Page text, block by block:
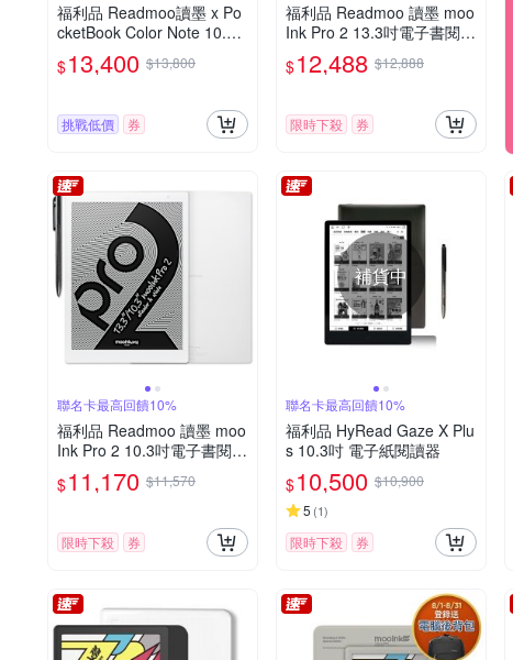
福利品 Readmoo讀墨 x Po
cketBook Color Note 10.3
吋 彩色電子紙平板
$13,400 $13,800
挑戰低價 券
福利品 Readmoo 讀墨 moo
Ink Pro 2 13.3吋電子書閱讀
$12,488 $12,888
限時下殺 券
聯名卡最高回饋10%
福利品 Readmoo 讀墨 moo
Ink Pro 2 10.3吋電子書閱讀
$11,170 $11,570
限時下殺 券
補貨中
聯名卡最高回饋10%
福利品 HyRead Gaze X Plu
s 10.3吋 電子紙閱讀器
$10,500 $10,900
5 (1)
限時下殺 券